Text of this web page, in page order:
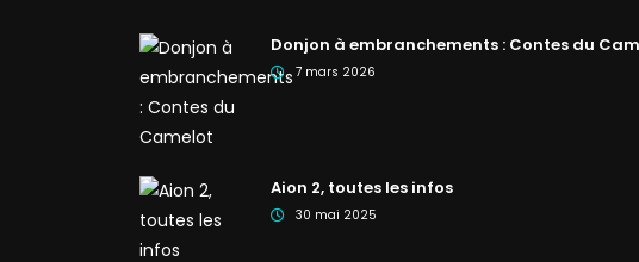
Donjon à embranchements : Contes du
7 mars 2026
Aion 2, toutes les infos
30 mai 2025